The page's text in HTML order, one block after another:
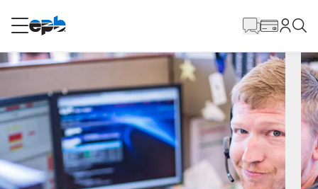
RESIDENCIAL
Internet
Energía
principal